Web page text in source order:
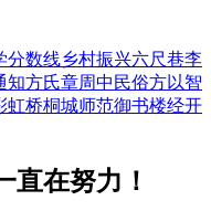
分数线乡村振兴六尺巷李
知方氏章周中 民俗方以智
虹桥桐城师范御书楼经开
直在努力！